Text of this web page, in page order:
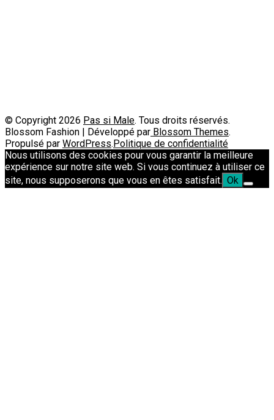
© Copyright 2026 Pas si Male. Tous droits réservés.
Blossom Fashion | Développé par Blossom Themes.
Propulsé par WordPress. Politique de confidentialité
Nous utilisons des cookies pour vous garantir la meilleure
expérience sur notre site web. Si vous continuez à utiliser ce
site, nous supposerons que vous en êtes satisfait. Ok